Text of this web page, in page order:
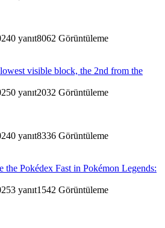
0 yanıt8062 Görüntüleme
visible block, the 2nd from the
0 yanıt2032 Görüntüleme
0 yanıt8336 Görüntüleme
Pokédex Fast in Pokémon Legends:
3 yanıt1542 Görüntüleme